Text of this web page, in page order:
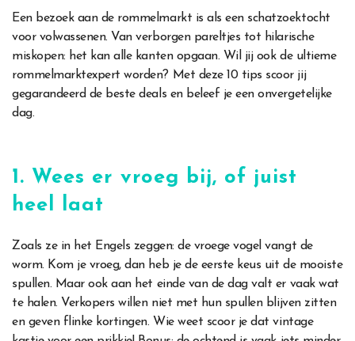
Een bezoek aan de rommelmarkt is als een schatzoektocht
voor volwassenen. Van verborgen pareltjes tot hilarische
miskopen: het kan alle kanten opgaan. Wil jij ook de ultieme
rommelmarktexpert worden? Met deze 10 tips scoor jij
gegarandeerd de beste deals en beleef je een onvergetelijke
dag.
1. Wees er vroeg bij, of juist
heel laat
Zoals ze in het Engels zeggen: de vroege vogel vangt de
worm. Kom je vroeg, dan heb je de eerste keus uit de mooiste
spullen. Maar ook aan het einde van de dag valt er vaak wat
te halen. Verkopers willen niet met hun spullen blijven zitten
en geven flinke kortingen. Wie weet scoor je dat vintage